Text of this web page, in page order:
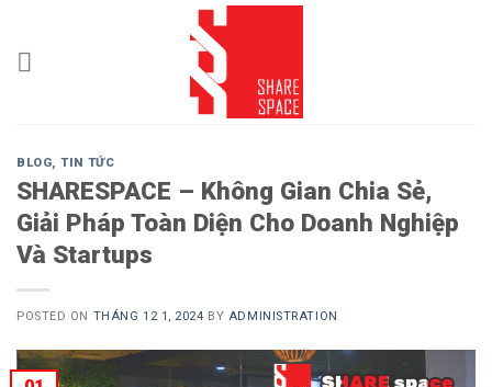
content
BLOG,TIN TỨC
SHARESPACE – Không Gian Chia Sẻ,
Giải Pháp Toàn Diện Cho Doanh Nghiệp
Và Startups
POSTED ON THÁNG 12 1, 2024 BY ADMINISTRATION